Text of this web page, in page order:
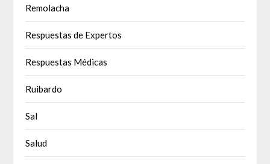
Remolacha
Respuestas de Expertos
Respuestas Médicas
Ruibardo
Sal
Salud